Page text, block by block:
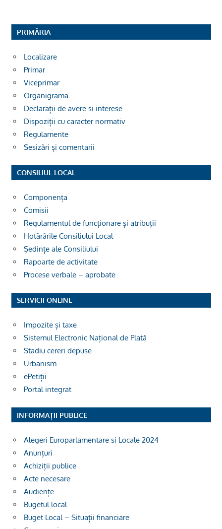
PRIMĂRIA
Localizare
Primar
Viceprimar
Organigrama
Declarații de avere si interese
Dispoziții cu caracter normativ
Regulamente
Sesizări și comentarii
CONSILIUL LOCAL
Componența
Comisii
Regulamentul de funcționare și atribuții
Hotărârile Consiliului Local
Ședințe ale Consiliului
Rapoarte de activitate
Procese verbale – aprobate
SERVICII ONLINE
Impozite și taxe
Sistemul Electronic Național de Plată
Stadiu cereri depuse
Urbanism
ePetiții
Portal integrat
INFORMAȚII PUBLICE
Alegeri Europarlamentare si Locale 2024
Anunțuri
Achiziții publice
Acte necesare
Audiențe
Bugetul local
Buget Local – Situații financiare